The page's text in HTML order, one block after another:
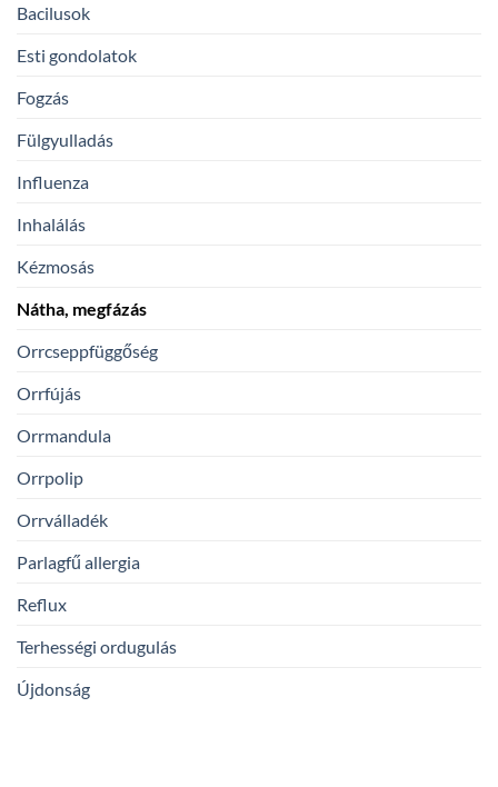
Bacilusok
Esti gondolatok
Fogzás
Fülgyulladás
Influenza
Inhalálás
Kézmosás
Nátha, megfázás
Orrcseppfüggőség
Orrfújás
Orrmandula
Orrpolip
Orrválladék
Parlagfű allergia
Reflux
Terhességi ordugulás
Újdonság